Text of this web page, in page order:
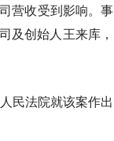
营收受到影响。事
及创始人王来库，
民法院就该案作出